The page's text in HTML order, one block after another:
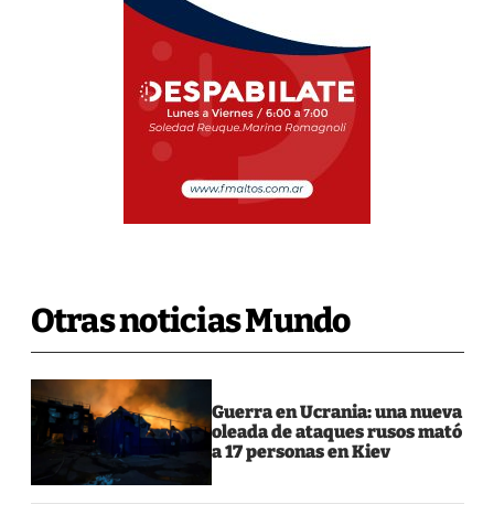
Otras noticias Mundo
Guerra en Ucrania: una nueva
oleada de ataques rusos mató
a 17 personas en Kiev